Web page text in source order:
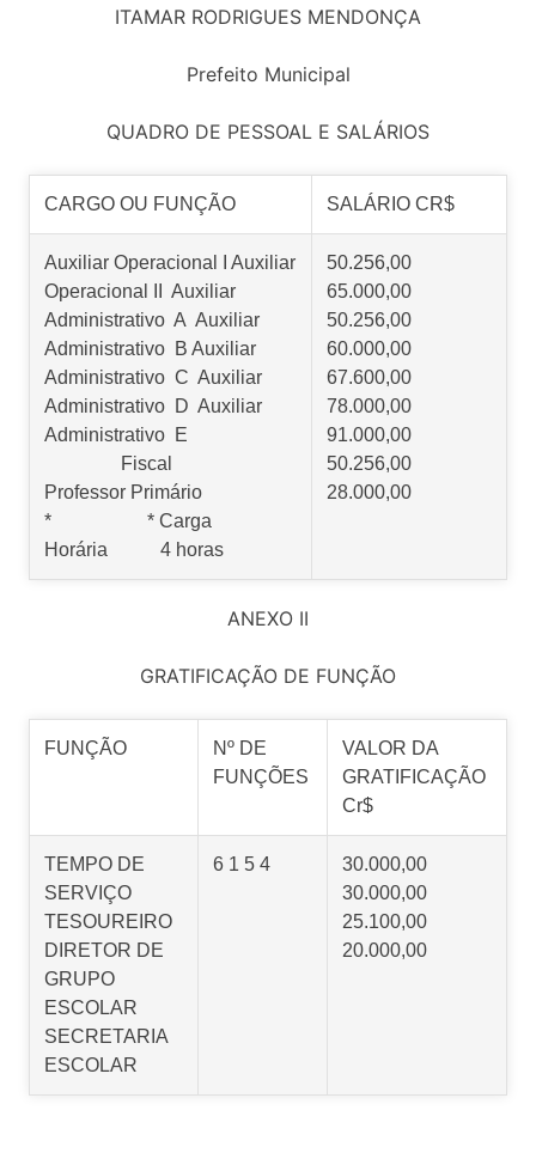
ITAMAR RODRIGUES MENDONÇA
Prefeito Municipal
QUADRO DE PESSOAL E SALÁRIOS
CARGO OU FUNÇÃO SALÁRIO CR$
Auxiliar Operacional I Auxiliar
Operacional II Auxiliar
Administrativo A Auxiliar
Administrativo B Auxiliar
Administrativo C Auxiliar
Administrativo D Auxiliar
Administrativo E
Fiscal
Professor Primário
* * Carga
Horária 4 horas
50.256,00
65.000,00
50.256,00
60.000,00
67.600,00
78.000,00
91.000,00
50.256,00
28.000,00
ANEXO II
GRATIFICAÇÃO DE FUNÇÃO
FUNÇÃO
Nº DE
FUNÇÕES
VALOR DA
GRATIFICAÇÃO
Cr$
TEMPO DE
SERVIÇO
TESOUREIRO
DIRETOR DE
GRUPO
ESCOLAR
SECRETARIA
ESCOLAR
6 1 5 4
30.000,00
30.000,00
25.100,00
20.000,00